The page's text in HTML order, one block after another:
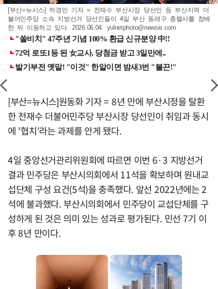
[부산=뉴시스] 하경민 기자 = 전재수 부산시장 당선인 등 부산지역 더
불어민주당 소속 지방선거 당선인들이 4일 부산 동래구 충렬사를 참배
한 뒤 이동하고 있다. 2026.06.04. yulnetphoto@newsis.com
[부산=뉴시스]원동화 기자 = 8년 만에 부산시정을 탈환
한 전재수 더불어민주당 부산시장 당선인이 취임과 동시
에 '협치'라는 과제를 안게 됐다.
4일 중앙선거관리위원회에 따르면 이번 6·3 지방선거
결과 민주당은 부산시의회에서 11석을 확보하며 원내교
섭단체 구성 요건(5석)을 충족했다. 앞선 2022년에는 2
석에 불과했다. 부산시의회에서 민주당이 교섭단체를 구
성하게 된 것은 의미 있는 성과로 평가된다. 민선 7기 이
후 8년 만이다.